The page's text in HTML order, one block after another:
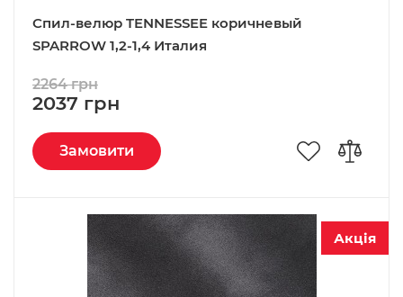
Спил-велюр TENNESSEE коричневый
SPARROW 1,2-1,4 Италия
2037 грн
2264 грн
Замовити
Акція